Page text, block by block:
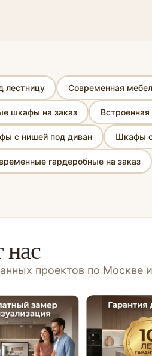
лестницу Современная
шкафы на заказ
с нишей под диван Шкафы с
гардеробные на заказ
проектов по Москве